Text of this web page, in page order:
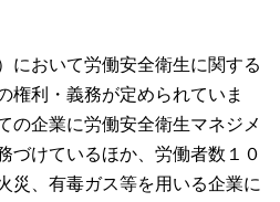
において労働安全衛生に関する
権利・義務が定められていま
の企業に労働安全衛生マネジメ
づけているほか、労働者数１０
災、有毒ガス等を用いる企業に